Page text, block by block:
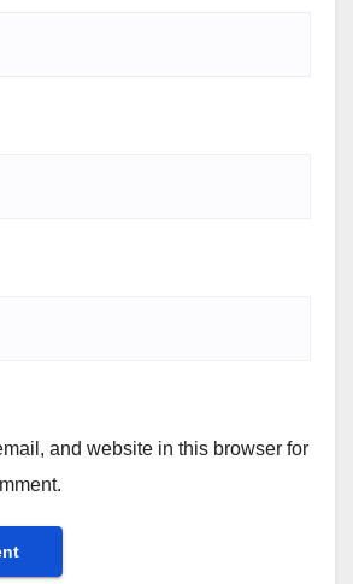
and website in this browser for